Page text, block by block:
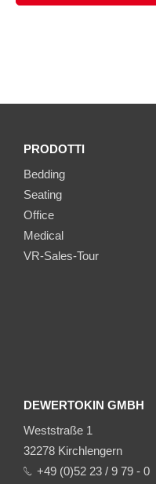
PRODOTTI
Bedding
Seating
Office
Medical
VR-Sales-Tour
DEWERTOKIN GMBH
Weststraße 1
32278 Kirchlengern
+49 (0)52 23 / 9 79 - 0